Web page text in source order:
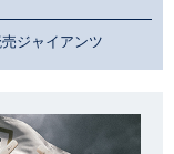
ジャイアンツ